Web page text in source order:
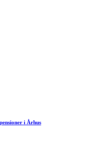
i Århus